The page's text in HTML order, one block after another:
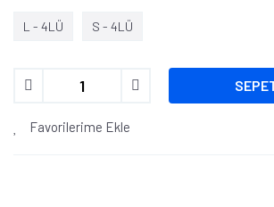
L - 4LÜ S - 4LÜ
Favorilerime Ekle